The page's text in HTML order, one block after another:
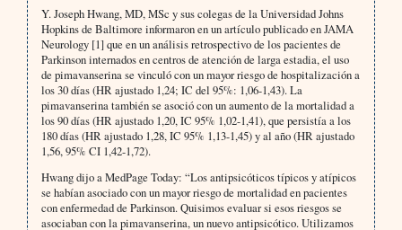
Y. Joseph Hwang, MD, MSc y sus colegas de la Universidad Johns
Hopkins de Baltimore informaron en un artículo publicado en JAMA
Neurology [1] que en un análisis retrospectivo de los pacientes de
Parkinson internados en centros de atención de larga estadia, el uso
de pimavanserina se vinculó con un mayor riesgo de hospitalización a
los 30 días (HR ajustado 1,24; IC del 95%: 1,06-1,43). La
pimavanserina también se asoció con un aumento de la mortalidad a
los 90 días (HR ajustado 1,20, IC 95% 1,02-1,41), que persistía a los
180 días (HR ajustado 1,28, IC 95% 1,13-1,45) y al año (HR ajustado
1,56, 95% CI 1,42-1,72).
Hwang dijo a MedPage Today: “Los antipsicóticos típicos y atípicos
se habían asociado con un mayor riesgo de mortalidad en pacientes
con enfermedad de Parkinson. Quisimos evaluar si esos riesgos se
asociaban con la pimavanserina, un nuevo antipsicótico. Utilizamos